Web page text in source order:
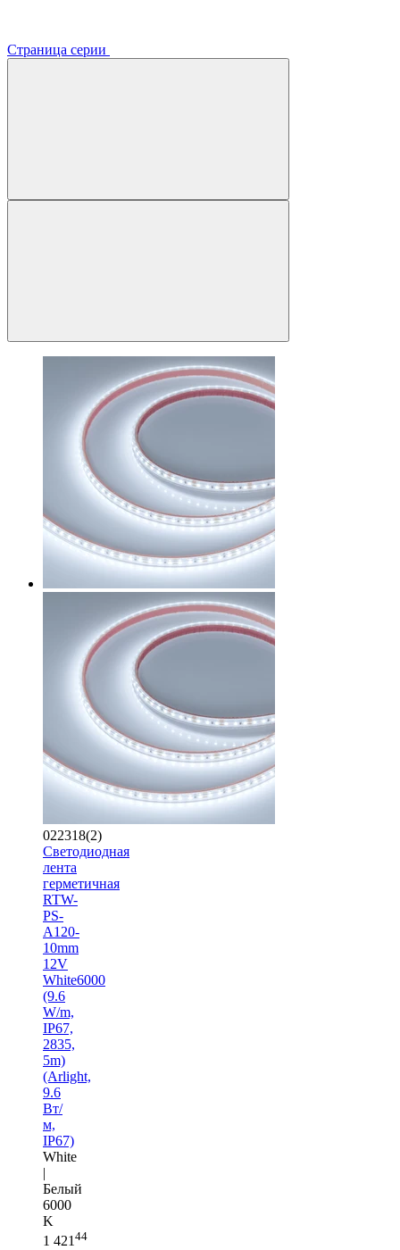
Страница серии
022318(2)
Светодиодная
лента
герметичная
RTW-
PS-
A120-
10mm
12V
White6000
(9.6
W/m,
IP67,
2835,
5m)
(Arlight,
9.6
Вт/
м,
IP67)
White
|
Белый
6000
K
1 421 44